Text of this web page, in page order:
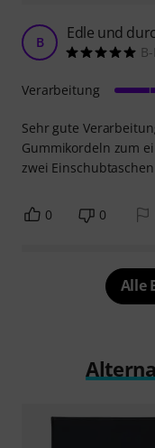
B Edle und
Sehr gute
Gummikordeln zum
zwei
Verarbeitung
0 0
Alle